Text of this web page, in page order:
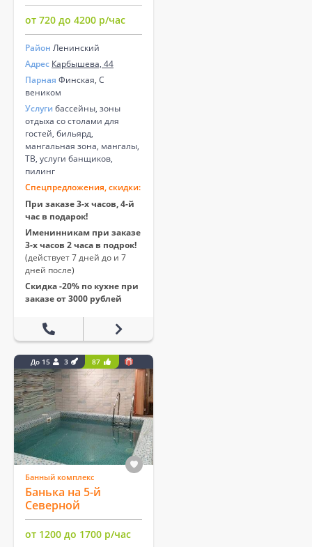
от 720 до 4200 р/час
Район Ленинский
Адрес Карбышева, 44
Парная Финская, С
веником
Услуги бассейны, зоны
отдыха со столами для
гостей, бильярд,
мангальная зона, мангалы,
ТВ, услуги банщиков,
пилинг
Спецпредложения, скидки:
При заказе 3-х часов, 4-й
час в подарок!
Именинникам при заказе
3-х часов 2 часа в подрок!
(действует 7 дней до и 7
дней после)
Скидка -20% по кухне при
заказе от 3000 рублей
До 15 3 87
Банный комплекс
Банька на 5-й
Северной
от 1200 до 1700 р/час